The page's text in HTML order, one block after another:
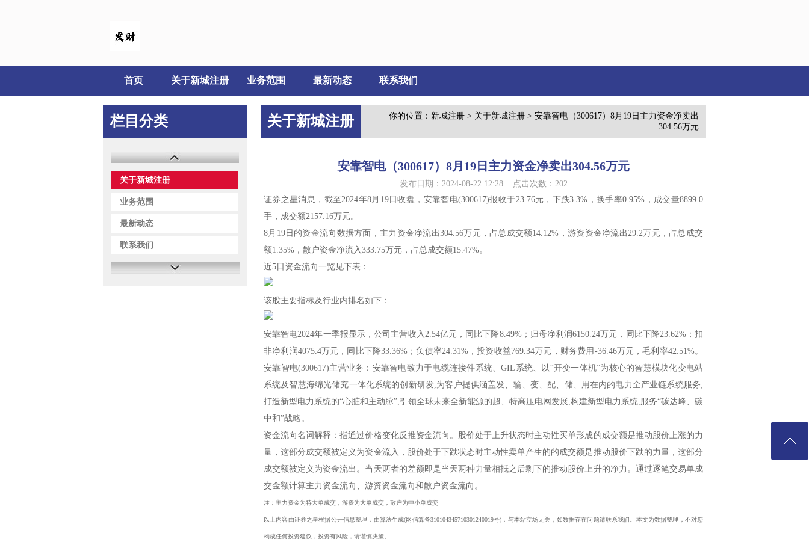
首页 关于新城注册 业务范围 最新动态 联系我们
栏目分类
关于新城注册
业务范围
最新动态
联系我们
关于新城注册 你的位置： 新城注册 > 关于新城注册 > 安靠智电（300617）8月19日主力资金净卖出
304.56万元
安靠智电（300617）8月19日主力资金净卖出304.56万元
发布日期：2024-08-22 12:28 点击次数：202
证券之星消息，截至2024年8月19日收盘，安靠智电(300617)报收于23.76元，下跌3.3%，换手率0.95%，成交量8899.0
手，成交额2157.16万元。
8月19日的资金流向数据方面，主力资金净流出304.56万元，占总成交额14.12%，游资资金净流出29.2万元，占总成交
额1.35%，散户资金净流入333.75万元，占总成交额15.47%。
近5日资金流向一览见下表：
该股主要指标及行业内排名如下：
安靠智电2024年一季报显示，公司主营收入2.54亿元，同比下降8.49%；归母净利润6150.24万元，同比下降23.62%；扣
非净利润4075.4万元，同比下降33.36%；负债率24.31%，投资收益769.34万元，财务费用-36.46万元，毛利率42.51%。
安靠智电(300617)主营业务：安靠智电致力于电缆连接件系统、GIL系统、以“开变一体机”为核心的智慧模块化变电站
系统及智慧海绵光储充一体化系统的创新研发,为客户提供涵盖发、输、变、配、储、用在内的电力全产业链系统服务,
打造新型电力系统的“心脏和主动脉”,引领全球未来全新能源的超、特高压电网发展,构建新型电力系统,服务“碳达峰、碳
中和”战略。
资金流向名词解释：指通过价格变化反推资金流向。股价处于上升状态时主动性买单形成的成交额是推动股价上涨的力
量，这部分成交额被定义为资金流入，股价处于下跌状态时主动性卖单产生的的成交额是推动股价下跌的力量，这部分
成交额被定义为资金流出。当天两者的差额即是当天两种力量相抵之后剩下的推动股价上升的净力。通过逐笔交易单成
交金额计算主力资金流向、游资资金流向和散户资金流向。
注：主力资金为特大单成交，游资为大单成交，散户为中小单成交
以上内容由证券之星根据公开信息整理，由算法生成(网信算备310104345710301240019号)，与本站立场无关，如数据存在问题请联系我们。本文为数据整理，不对您
构成任何投资建议，投资有风险，请谨慎决策。